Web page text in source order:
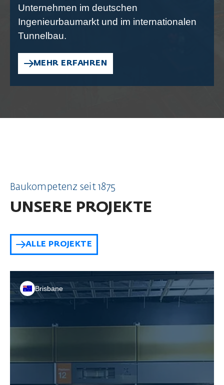
Unternehmen im deutschen
Ingenieurbaumarkt und im internationalen
Tunnelbau.
MEHR ERFAHREN
Baukompetenz seit 1875
UNSERE PROJEKTE
ALLE PROJEKTE
Brisbane